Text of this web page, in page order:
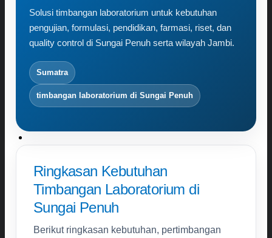
Kontak
for:
Solusi timbangan laboratorium untuk kebutuhan
pengujian, formulasi, pendidikan, farmasi, riset, dan
quality control di Sungai Penuh serta wilayah Jambi.
Sumatra
timbangan laboratorium di Sungai Penuh
Ringkasan Kebutuhan
Timbangan Laboratorium di
Sungai Penuh
Berikut ringkasan kebutuhan, pertimbangan